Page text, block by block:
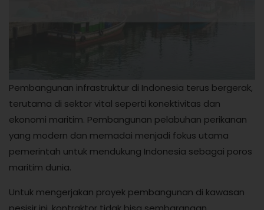
Pembangunan infrastruktur di Indonesia terus bergerak,
terutama di sektor vital seperti konektivitas dan
ekonomi maritim. Pembangunan pelabuhan perikanan
yang modern dan memadai menjadi fokus utama
pemerintah untuk mendukung Indonesia sebagai poros
maritim dunia.
Untuk mengerjakan proyek pembangunan di kawasan